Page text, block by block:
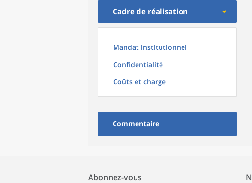
Cadre de réalisation
Mandat institutionnel
Confidentialité
Coûts et charge
Commentaire
Abonnez-vous